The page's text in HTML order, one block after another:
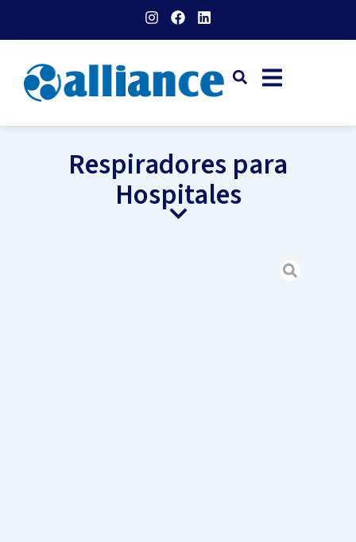
Respiradores para
Hospitales